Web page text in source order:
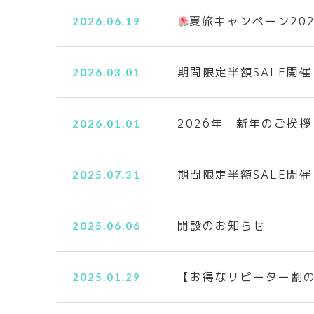
2026.06.19 夏旅キャンペーン
2026.03.01 期間限定半額SALE開催
2026.01.01 2026年 新年のご挨拶
2025.07.31 期間限定半額SALE開催
2025.06.06 開設のお知らせ
2025.01.29 【お得なリピーター割